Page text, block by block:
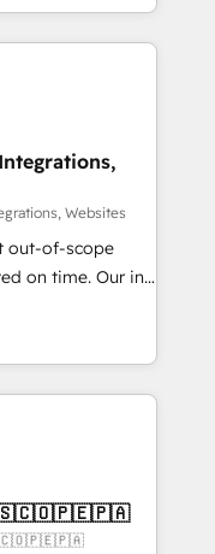
challenges.
efficiency. 🔹
your tech stack
We are
compliance. At
focus on the
Websites
out-of-scope
time. Our in-
experts,
handles all
different CRMs
✨ CS: Clients
new visitors for a
conversion